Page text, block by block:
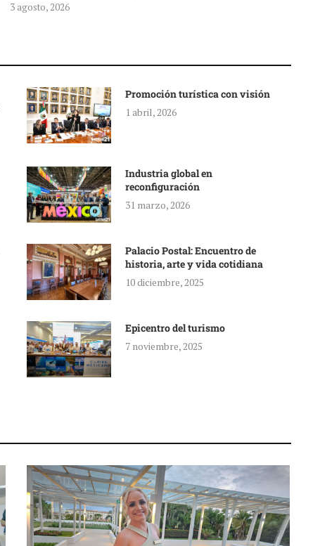
3 agosto, 2026
Promoción turística con visión
1 abril, 2026
Industria global en
reconfiguración
31 marzo, 2026
Palacio Postal: Encuentro de
historia, arte y vida cotidiana
10 diciembre, 2025
Epicentro del turismo
7 noviembre, 2025